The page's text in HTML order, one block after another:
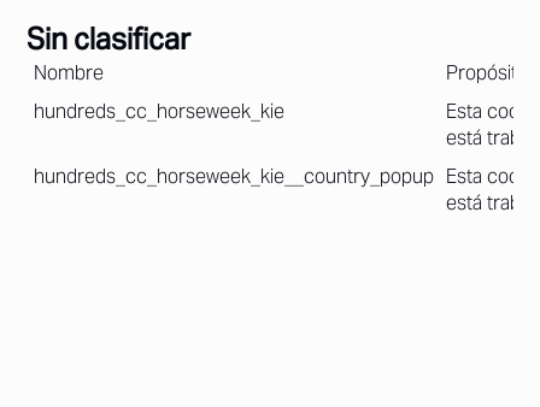
Sin clasificar
Nombre
Propósito
hundreds_cc_horseweek_kie
Esta
está
hundreds_cc_horseweek_kie__country_popup Esta
está